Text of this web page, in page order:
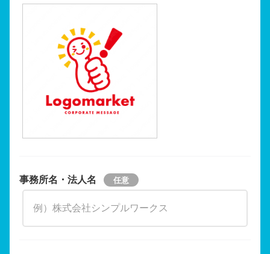
事務所名・法人名